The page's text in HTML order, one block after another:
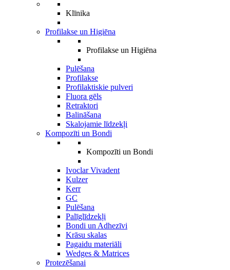
Klīnika
Profilakse un Higiēna
Profilakse un Higiēna
Pulēšana
Profilakse
Profilaktiskie pulveri
Fluora gēls
Retraktori
Balināšana
Skalojamie līdzekļi
Kompozīti un Bondi
Kompozīti un Bondi
Ivoclar Vivadent
Kulzer
Kerr
GC
Pulēšana
Palīglīdzekļi
Bondi un Adhezīvi
Krāsu skalas
Pagaidu materiāli
Wedges & Matrices
Protezēšanai